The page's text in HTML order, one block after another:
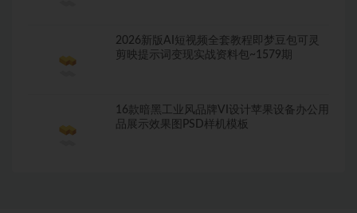
2026新版AI短视频全套教程即梦豆包可灵
剪映提示词变现实战资料包~1579期
16款暗黑工业风品牌VI设计苹果设备办公用
品展示效果图PSD样机模板